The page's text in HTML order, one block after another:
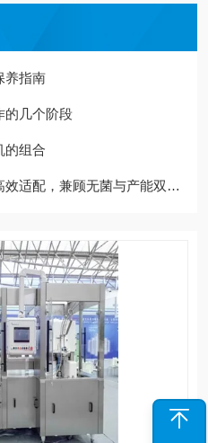
养指南
的几个阶段
的组合
配，兼顾无菌与产能双重需求